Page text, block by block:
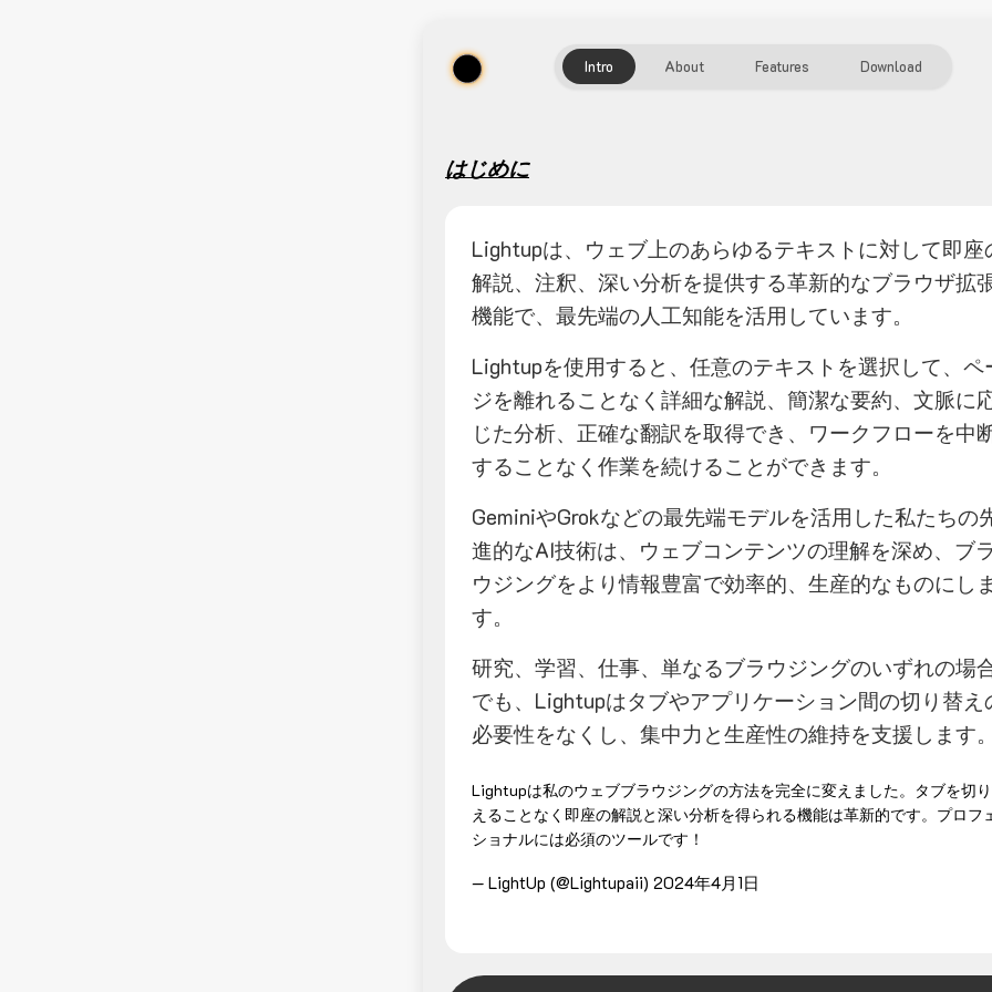
Intro About Features Download
はじめに
Lightupは、ウェブ上のあらゆるテキストに対して即座
解説、注釈、深い分析を提供する革新的なブラウザ拡
機能で、最先端の人工知能を活用しています。
Lightupを使用すると、任意のテキストを選択して、ペ
ジを離れることなく詳細な解説、簡潔な要約、文脈に
じた分析、正確な翻訳を取得でき、ワークフローを中
することなく作業を続けることができます。
GeminiやGrokなどの最先端モデルを活用した私たちの
進的なAI技術は、ウェブコンテンツの理解を深め、ブラ
ウジングをより情報豊富で効率的、生産的なものにしま
す。
研究、学習、仕事、単なるブラウジングのいずれの場
でも、Lightupはタブやアプリケーション間の切り替え
必要性をなくし、集中力と生産性の維持を支援します。
Lightupは私のウェブブラウジングの方法を完全に変えました。タブを切
えることなく即座の解説と深い分析を得られる機能は革新的です。プロフ
ショナルには必須のツールです！
— LightUp (@Lightupaii) 2024年4月1日